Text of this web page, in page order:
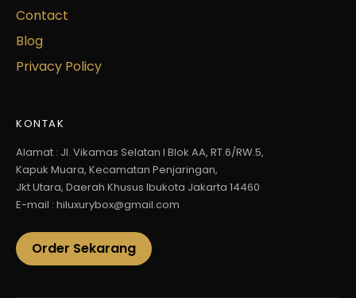
Contact
Blog
Privacy Policy
KONTAK
Alamat : Jl. Vikamas Selatan I Blok AA, RT.6/RW.5,
Kapuk Muara, Kecamatan Penjaringan,
Jkt Utara, Daerah Khusus Ibukota Jakarta 14460
E-mail : hiluxurybox@gmail.com
Order Sekarang